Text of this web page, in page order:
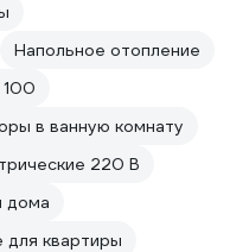
Напольное отопление
100
в ванную комнату
220 В
дома
для квартиры